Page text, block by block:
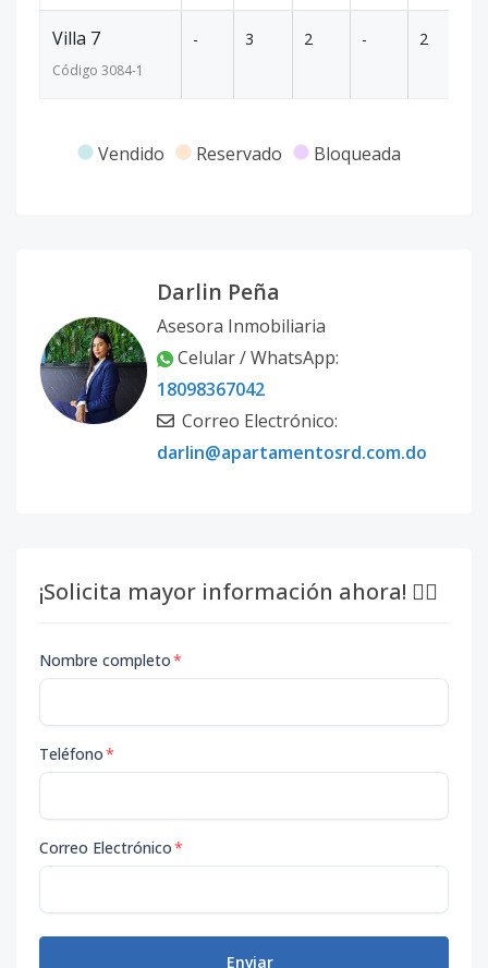
Villa 7
Código 3084-1
- 3 2 - 2
Vendido Reservado Bloqueada
Darlin Peña
Asesora Inmobiliaria
Celular / WhatsApp:
18098367042
Correo Electrónico:
darlin@apartamentosrd.com.do
¡Solicita mayor información ahora! 👇🏽
Nombre completo*
Teléfono*
Correo Electrónico*
Enviar